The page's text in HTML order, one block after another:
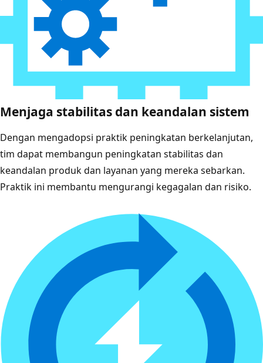
Menjaga stabilitas dan keandalan sistem
Dengan mengadopsi praktik peningkatan berkelanjutan,
tim dapat membangun peningkatan stabilitas dan
keandalan produk dan layanan yang mereka sebarkan.
Praktik ini membantu mengurangi kegagalan dan risiko.